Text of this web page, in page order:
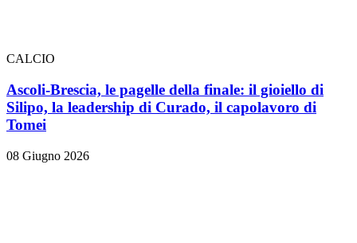
CALCIO
Ascoli-Brescia, le pagelle della finale: il gioiello di
Silipo, la leadership di Curado, il capolavoro di
Tomei
08 Giugno 2026